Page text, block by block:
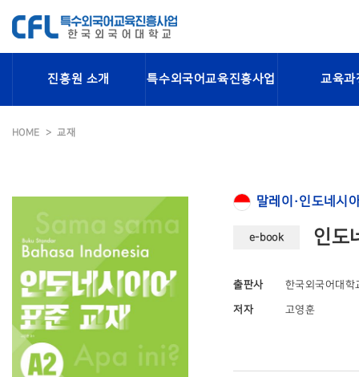
진흥원 소개 특수외국어교육진흥사업 교육과
HOME 교재
말레이·인도네시
e-book 인도
출판사 한국외국어대학
저자 고영훈